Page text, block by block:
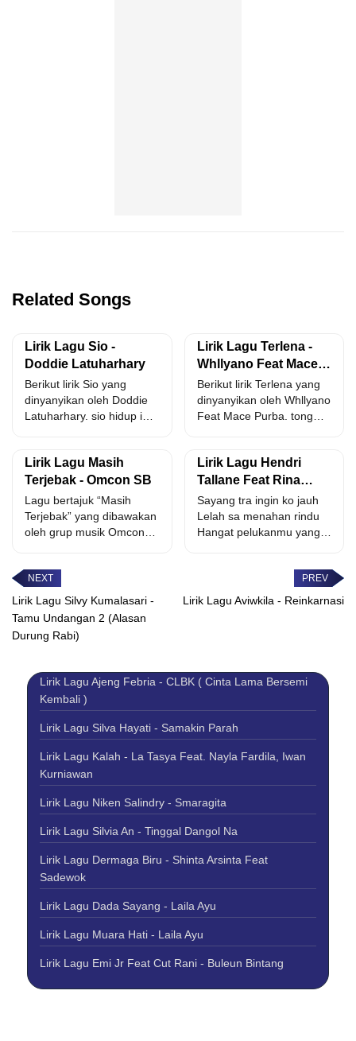
Related Songs
Lirik Lagu Sio -
Doddie Latuharhary
Berikut lirik Sio yang
dinyanyikan oleh Doddie
Latuharhary. sio hidup ini
Lirik Lagu Terlena -
Whllyano Feat Mace
Purba
Berikut lirik Terlena yang
dinyanyikan oleh Whllyano
Feat Mace Purba. tong
Lirik Lagu Masih
Terjebak - Omcon SB
Lagu bertajuk “Masih
Terjebak” yang dibawakan
oleh grup musik Omcon
Lirik Lagu Hendri
Tallane Feat Rina
Sainyakit - Hanyut
Dalam Sepi
Sayang tra ingin ko jauh
Lelah sa menahan rindu
Hangat pelukanmu yang
Lirik Lagu Silvy Kumalasari -
Tamu Undangan 2 (Alasan
Durung Rabi)
Lirik Lagu Aviwkila - Reinkarnasi
Lirik Lagu Ajeng Febria - CLBK ( Cinta Lama Bersemi
Kembali )
Lirik Lagu Silva Hayati - Samakin Parah
Lirik Lagu Kalah - La Tasya Feat. Nayla Fardila, Iwan
Kurniawan
Lirik Lagu Niken Salindry - Smaragita
Lirik Lagu Silvia An - Tinggal Dangol Na
Lirik Lagu Dermaga Biru - Shinta Arsinta Feat
Sadewok
Lirik Lagu Dada Sayang - Laila Ayu
Lirik Lagu Muara Hati - Laila Ayu
Lirik Lagu Emi Jr Feat Cut Rani - Buleun Bintang